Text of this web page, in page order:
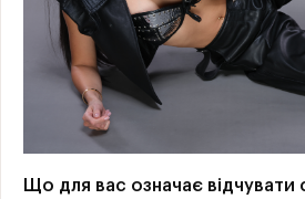
Що для вас означає